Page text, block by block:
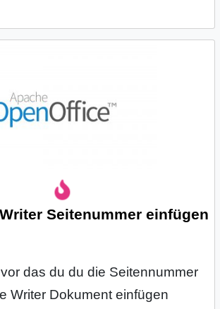
Seitenummer einfügen
das du du die Seitennummer
Writer Dokument einfügen